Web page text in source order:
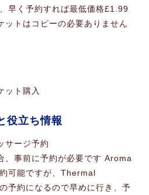
早く予約すれば最低価格£1.99
ットはコピーの必要ありません
ット購入
役立ち情報
サージ予約
、事前に予約が必要です Aroma
可能ですが、Thermal
予約になるので早めに行き、予